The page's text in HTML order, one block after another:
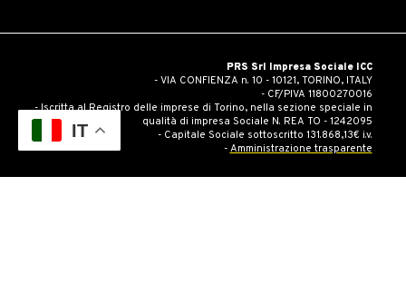
PRS Srl Impresa Sociale ICC
- VIA CONFIENZA n. 10 - 10121, TORINO, ITALY
- CF/PIVA 11800270016
- Iscritta al Registro delle imprese di Torino, nella sezione speciale in
qualità di impresa Sociale N. REA TO - 1242095
- Capitale Sociale sottoscritto 131.868,13€ i.v.
- Amministrazione trasparente
IT